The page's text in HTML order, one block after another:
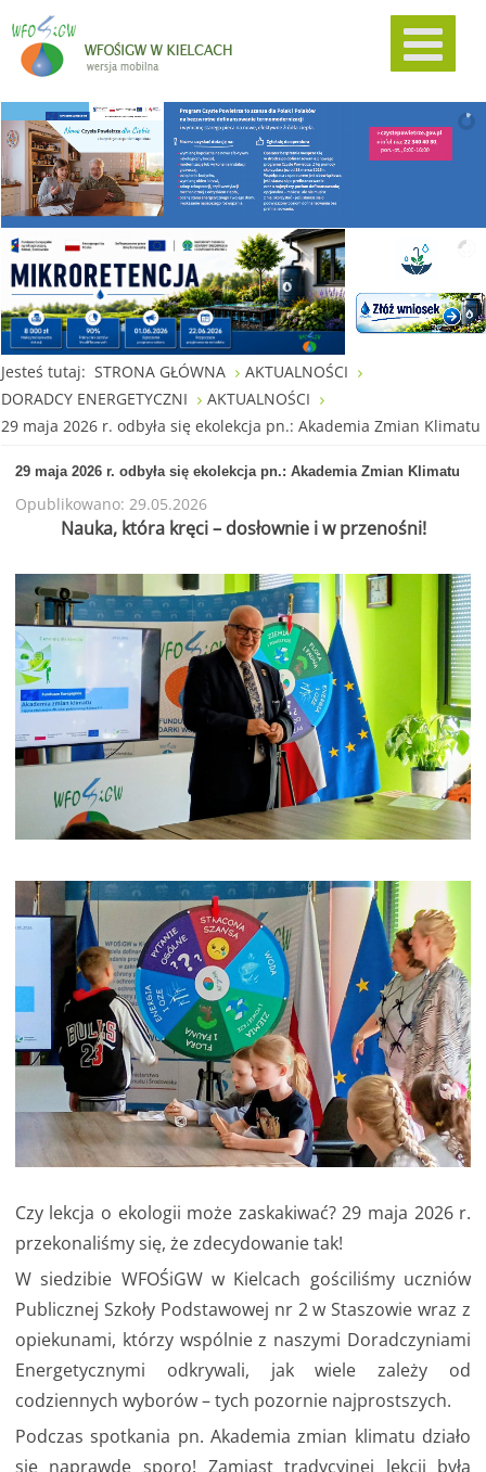
Jesteś tutaj: STRONA GŁÓWNA
AKTUALNOŚCI
DORADCY ENERGETYCZNI
AKTUALNOŚCI
29 maja 2026 r. odbyła się ekolekcja pn.: Akademia Zmian Klimatu
29 maja 2026 r. odbyła się ekolekcja pn.: Akademia Zmian Klimatu
Opublikowano: 29.05.2026
Nauka, która kręci – dosłownie i w przenośni!
Czy lekcja o ekologii może zaskakiwać? 29 maja 2026 r.
przekonaliśmy się, że zdecydowanie tak!
W siedzibie WFOŚiGW w Kielcach gościliśmy uczniów
Publicznej Szkoły Podstawowej nr 2 w Staszowie wraz z
opiekunami, którzy wspólnie z naszymi Doradczyniami
Energetycznymi odkrywali, jak wiele zależy od
codziennych wyborów – tych pozornie najprostszych.
Podczas spotkania pn. Akademia zmian klimatu działo
się naprawdę sporo! Zamiast tradycyjnej lekcji była